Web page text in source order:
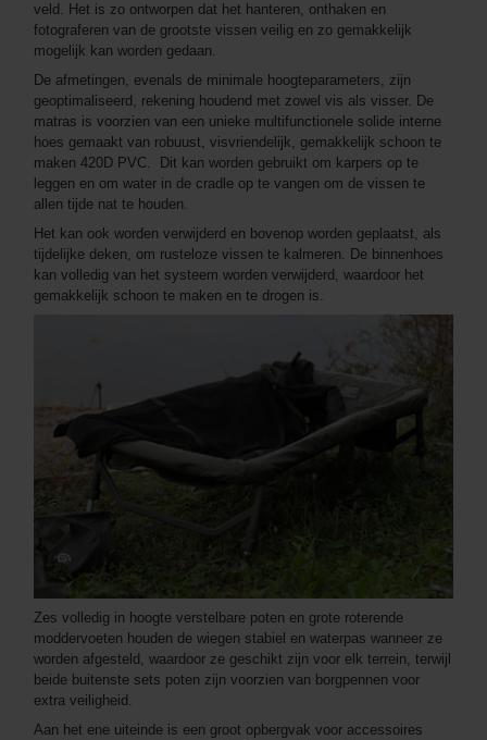
veld. Het is zo ontworpen dat het hanteren, onthaken en
fotograferen van de grootste vissen veilig en zo gemakkelijk
mogelijk kan worden gedaan.
De afmetingen, evenals de minimale hoogteparameters, zijn
geoptimaliseerd, rekening houdend met zowel vis als visser. De
matras is voorzien van een unieke multifunctionele solide interne
hoes gemaakt van robuust, visvriendelijk, gemakkelijk schoon te
maken 420D PVC. Dit kan worden gebruikt om karpers op te
leggen en om water in de cradle op te vangen om de vissen te
allen tijde nat te houden.
Het kan ook worden verwijderd en bovenop worden geplaatst, als
tijdelijke deken, om rusteloze vissen te kalmeren. De binnenhoes
kan volledig van het systeem worden verwijderd, waardoor het
gemakkelijk schoon te maken en te drogen is.
Zes volledig in hoogte verstelbare poten en grote roterende
moddervoeten houden de wiegen stabiel en waterpas wanneer ze
worden afgesteld, waardoor ze geschikt zijn voor elk terrein, terwijl
beide buitenste sets poten zijn voorzien van borgpennen voor
extra veiligheid.
Aan het ene uiteinde is een groot opbergvak voor accessoires